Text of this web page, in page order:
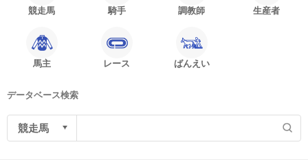
競走馬 騎手 調教師 生産者
馬主 レース ばんえい
データベース検索